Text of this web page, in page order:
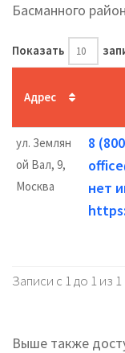
Басманного
Показать
Адрес
ул. Землян
ой Вал, 9,
Москва
8
нет
Записи с 1 до 1 из
Выше также